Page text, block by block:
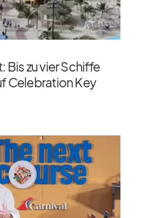
Bis zu vier Schiffe
Celebration Key